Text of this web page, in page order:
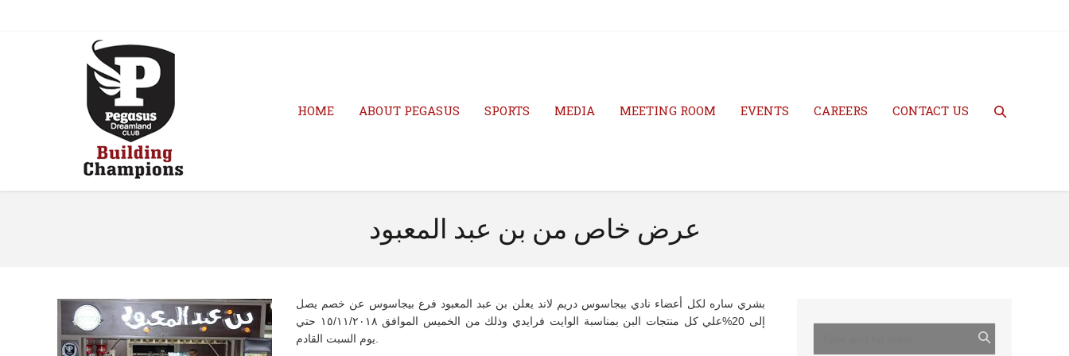
HOME ABOUT PEGASUS SPORTS MEDIA MEETING ROOM EVENTS CAREERS CONTACT US
عرض خاص من بن عبد المعبود
بشري ساره لكل أعضاء نادي بيجاسوس دريم لاند يعلن بن عبد المعبود فرع بيجاسوس عن خصم يصل
إلى 20%علي كل منتجات البن بمناسبة الوايت فرايدي وذلك من الخميس الموافق ١٥/١١/٢٠١٨ حتي